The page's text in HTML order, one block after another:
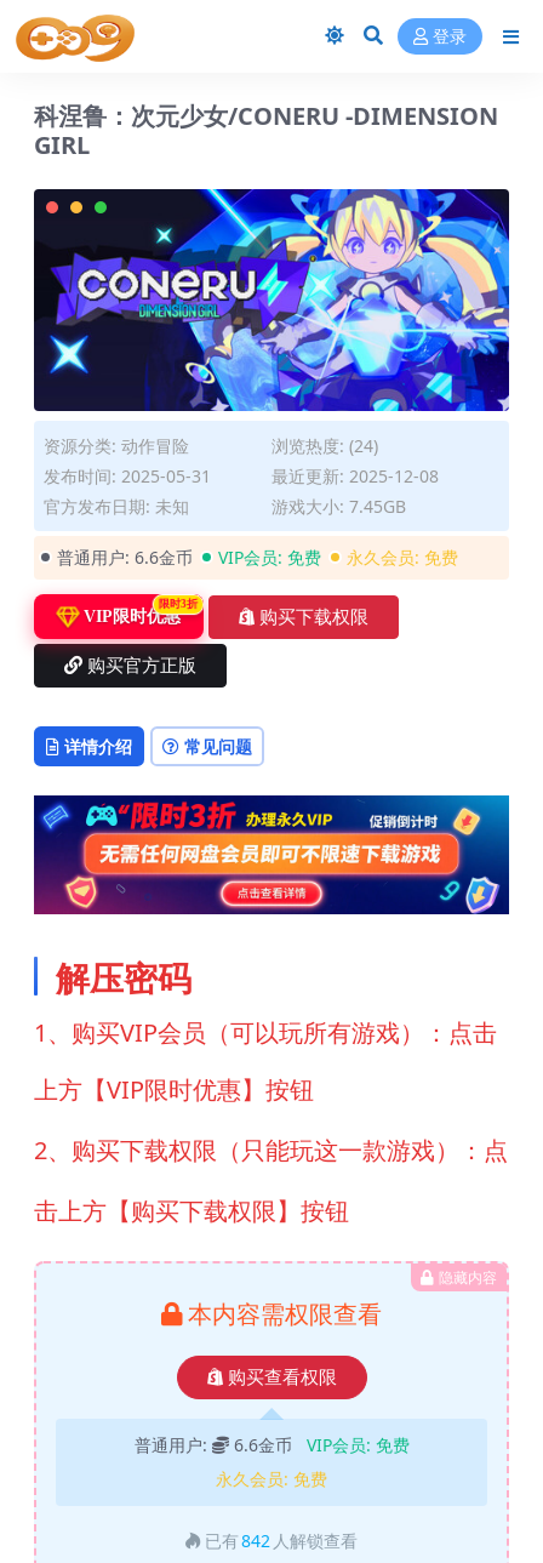
登录
科涅鲁：次元少女/CONERU -DIMENSION
GIRL
资源分类: 动作冒险
浏览热度: (24)
发布时间: 2025-05-31
最近更新: 2025-12-08
官方发布日期: 未知
游戏大小: 7.45GB
普通用户: 6.6金币 VIP会员: 免费 永久会员: 免费
VIP限时优惠
限时3折
购买下载权限
购买官方正版
详情介绍 常见问题
解压密码
1、购买VIP会员（可以玩所有游戏）：点击
上方【VIP限时优惠】按钮
2、购买下载权限（只能玩这一款游戏）：点
击上方【购买下载权限】按钮
隐藏内容
本内容需权限查看
购买查看权限
普通用户: 6.6金币 VIP会员: 免费
永久会员: 免费
已有842 人解锁查看